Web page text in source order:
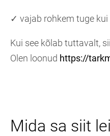
✓ vajab rohkem tuge
Kui see kõlab tuttavalt,
Olen loonud https://
Mida sa siit